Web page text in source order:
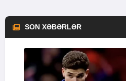
SON XƏBƏRLƏR